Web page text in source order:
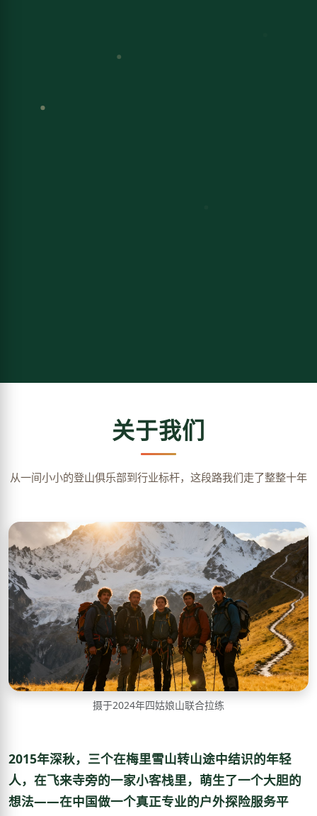
关于我们
从一间小小的登山俱乐部到行业标杆，这段路我们走了整整十年
摄于2024年四姑娘山联合拉练
2015年深秋，三个在梅里雪山转山途中结识的年轻
人，在飞来寺旁的一家小客栈里，萌生了一个大胆的
想法——在中国做一个真正专业的户外探险服务平